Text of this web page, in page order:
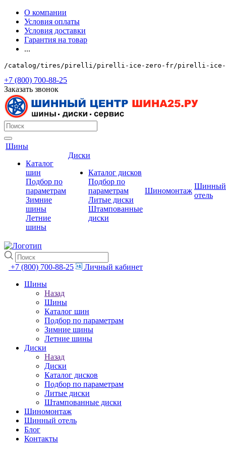
О компании
Условия оплаты
Условия доставки
Гарантия на товар
...
/catalog/tires/pirelli/pirelli-ice-zero-fr/pirelli-ice-
+7 (800) 700-88-25
Заказать звонок
Шины
Каталог
шин
Подбор по
параметрам
Зимние
шины
Летние
шины
Диски
Каталог дисков
Подбор по
параметрам
Литые диски
Штампованные
диски
Шиномонтаж
Шинный
отель
+7 (800) 700-88-25
Личный кабинет
Шины
Назад
Шины
Каталог шин
Подбор по параметрам
Зимние шины
Летние шины
Диски
Назад
Диски
Каталог дисков
Подбор по параметрам
Литые диски
Штампованные диски
Шиномонтаж
Шинный отель
Блог
Контакты